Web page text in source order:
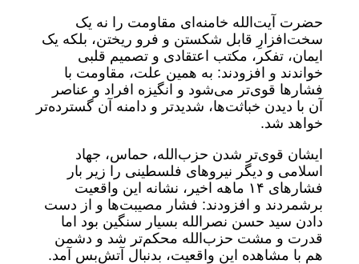
حضرت آیت‌الله خامنه‌ای مقاومت را نه یک
سخت‌افزارِ قابل شکستن و فرو ریختن، بلکه یک
ایمان، تفکر، مکتب اعتقادی و تصمیم قلبی
خواندند و افزودند: به همین علت، مقاومت با
فشارها قوی‌تر می‌شود و انگیزه افراد و عناصر
آن با دیدن خباثت‌ها، شدیدتر و دامنه آن گسترده‌تر
خواهد شد.
ایشان قوی‌تر شدن حزب‌الله، حماس، جهاد
اسلامی و دیگر نیروهای فلسطینی را زیر بار
فشارهای ۱۴ ماهه اخیر، نشانه این واقعیت
برشمردند و افزودند: فشار مصیبت‌ها و از دست
دادن سید حسن نصرالله بسیار سنگین بود اما
قدرت و مشت حزب‌الله محکم‌تر شد و دشمن
هم با مشاهده این واقعیت، بدنبال آتش‌بس آمد.